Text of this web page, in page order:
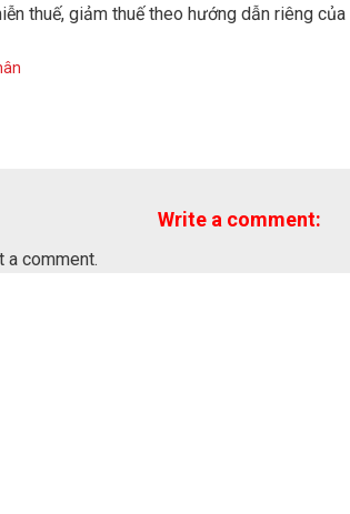
thuế, giảm thuế theo hướng dẫn riêng của
Write a comment:
a comment.